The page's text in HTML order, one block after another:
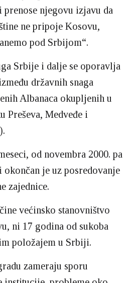
njegovu izjavu da
ne pripoje Kosovu,
pod Srbijom“.
Srbije i dalje se oporavlja
državnih snaga
Albanaca okupljenih u
Preševa, Medveđe i
od novembra 2000. pa
okončan je uz posredovanje
zajednice.
većinsko stanovništvo
ni 17 godina od sukoba
položajem u Srbiji.
zameraju sporu